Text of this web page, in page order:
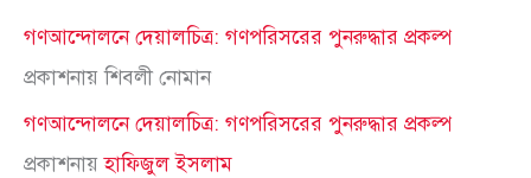
গণআন্দোলনে দেয়ালচিত্র: গণপরিসরের পুনরুদ্ধার প্রকল্প
প্রকাশনায়শিবলী নোমান
গণআন্দোলনে দেয়ালচিত্র: গণপরিসরের পুনরুদ্ধার প্রকল্প
প্রকাশনায়হাফিজুল ইসলাম